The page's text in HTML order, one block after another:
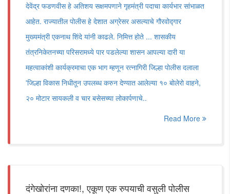
देवेंद्र फडणवीस हे अतिशय सक्षमपणाने गृहमंत्री पदाचा कार्यभार सांभाळत
आहेत. राज्यातील पोलीस हे देशात अग्रेसर असल्याचे गौरवोद्गार
मुख्यमंत्री एकनाथ शिंदे यांनी काढले. निमित्त होते ... शासकीय
तंत्रनिकेतनच्या परिसरामध्ये पार पडलेल्या शासन आपल्या दारी या
महत्वाकांशी कार्यक्रमाचा एक भाग म्हणून रत्नागिरी जिल्हा पोलीस दलाला
'जिल्हा विकास निधीतून उपलब्ध करुन देण्यात आलेल्या १० बोलेरो वाहने,
२० मोटार सायकली व चार बसेसच्या लोकार्पणाचे..
Read More
दंगेखोरांना दणका!, एकूण एक रुपयाची वसुली पोलीस